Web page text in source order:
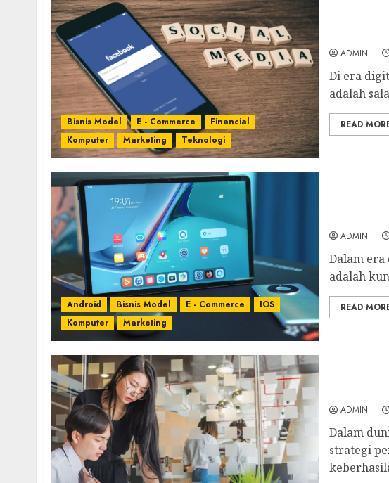
Bisnis Model E - Commerce
Financial
Komputer
Marketing Teknologi
ADMIN
Di era
adalah
READ
Android Bisnis Model E - Commerce
IOS
Komputer
Marketing
ADMIN
Dalam
adalah
READ
ADMIN
Dalam
strategi